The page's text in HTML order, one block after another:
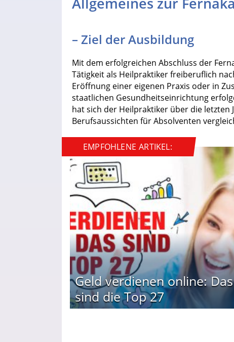
– Ziel der Ausbildung
Mit dem erfolgreichen Abschluss der
Tätigkeit als Heilpraktiker freiberuflich
Eröffnung einer eigenen Praxis oder in
staatlichen Gesundheitseinrichtung
hat sich der Heilpraktiker über die letzten
Berufsaussichten für Absolventen
EMPFOHLENE ARTIKEL:
Geld verdienen online: Das
sind die Top 27